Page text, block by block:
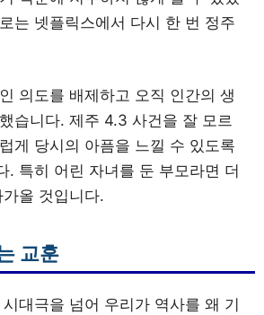
는 넷플릭스에서 다시 한 번 정주
의도를 배제하고 오직 인간의 생
습니다. 제주 4.3 사건을 잘 모르
게 당시의 아픔을 느낄 수 있도록
. 특히 어린 자녀를 둔 부모라면 더
올 것입니다.
교훈
대극을 넘어 우리가 역사를 왜 기